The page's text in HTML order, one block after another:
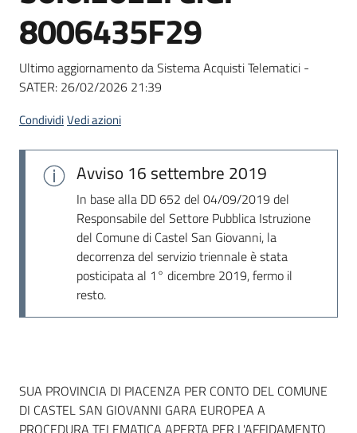
8006435F29
Ultimo aggiornamento da Sistema Acquisti Telematici -
SATER: 26/02/2026 21:39
CondividiVedi azioni
Avviso 16 settembre 2019
In base alla DD 652 del 04/09/2019 del
Responsabile del Settore Pubblica Istruzione
del Comune di Castel San Giovanni, la
decorrenza del servizio triennale è stata
posticipata al 1° dicembre 2019, fermo il
resto.
Dati del bando
SUA PROVINCIA DI PIACENZA PER CONTO DEL COMUNE
DI CASTEL SAN GIOVANNI GARA EUROPEA A
PROCEDURA TELEMATICA APERTA PER L'AFFIDAMENTO